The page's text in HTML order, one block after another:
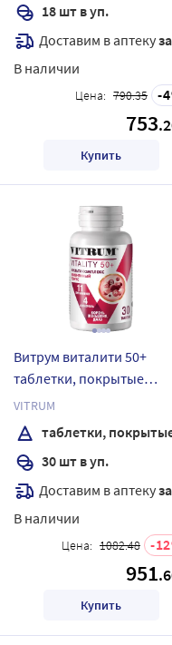
18 шт в уп.
Доставим в аптекузавтра
В наличии
Цена: 790.35 4
753
Купить
Витрум виталити 50+
таблетки, покрытые
оболочкой массой 1400
30 шт.
VITRUM
таблетки, покрытые
30 шт в уп.
Доставим в аптекузавтра
В наличии
Цена: 1082.48 12
951
Купить